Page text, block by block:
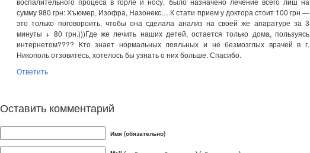
сумму 980 грн: Хъюмер, Изофра, Назонекс….К стати прием у доктора стоит 100 грн —
это только поговороить, чтобы она сделала анализ на своей же апаратуре за 3
минуты + 80 грн.)))Где же лечить наших детей, остается только дома, пользуясь
интернетом???? Кто знает нормальных лояльных и не безмозглых врачей в г.
Никополь отзовитесь, хотелось бы узнать о них больше. Спасибо.
Ответить
Оставить комментарий
Имя (обязательно)